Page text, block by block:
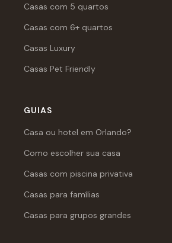
Casas com 5 quartos
Casas com 6+ quartos
Casas Luxury
Casas Pet Friendly
GUIAS
Casa ou hotel em Orlando?
Como escolher sua casa
Casas com piscina privativa
Casas para famílias
Casas para grupos grandes